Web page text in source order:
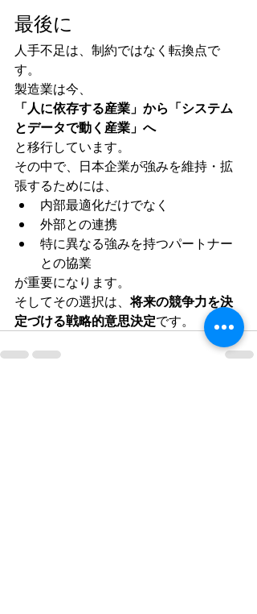
最後に
人手不足は、制約ではなく転換点で
す。
製造業は今、
「人に依存する産業」から「システム
とデータで動く産業」へ
と移行しています。
その中で、日本企業が強みを維持・拡
張するためには、
内部最適化だけでなく
外部との連携
特に異なる強みを持つパートナー
との協業
が重要になります。
そしてその選択は、将来の競争力を決
定づける戦略的意思決定です。